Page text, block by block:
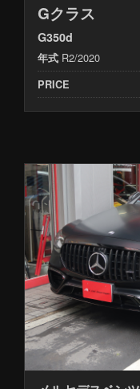
Gクラス
G350d
年式 R2/2020
PRICE